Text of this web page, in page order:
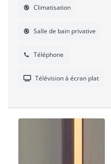
Climatisation
Salle de bain privative
Téléphone
Télévision à écran plat